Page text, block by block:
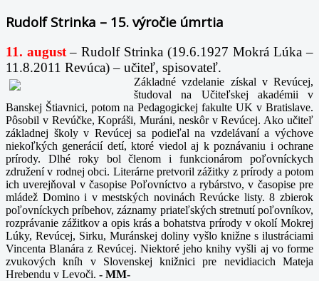
Rudolf Strinka – 15. výročie úmrtia
11. august – Rudolf Strinka (19.6.1927 Mokrá Lúka –
11.8.2011 Revúca) – učiteľ, spisovateľ.
Základné vzdelanie získal v Revúcej,
študoval na Učiteľskej akadémii v
Banskej Štiavnici, potom na Pedagogickej fakulte UK v Bratislave.
Pôsobil v Revúčke, Kopráši, Muráni, neskôr v Revúcej. Ako učiteľ
základnej školy v Revúcej sa podieľal na vzdelávaní a výchove
niekoľkých generácií detí, ktoré viedol aj k poznávaniu i ochrane
prírody. Dlhé roky bol členom i funkcionárom poľovníckych
združení v rodnej obci. Literárne pretvoril zážitky z prírody a potom
ich uverejňoval v časopise Poľovníctvo a rybárstvo, v časopise pre
mládež Domino i v mestských novinách Revúcke listy. 8 zbierok
poľovníckych príbehov, záznamy priateľských stretnutí poľovníkov,
rozprávanie zážitkov a opis krás a bohatstva prírody v okolí Mokrej
Lúky, Revúcej, Sirku, Muránskej doliny vyšlo knižne s ilustráciami
Vincenta Blanára z Revúcej. Niektoré jeho knihy vyšli aj vo forme
zvukových kníh v Slovenskej knižnici pre nevidiacich Mateja
Hrebendu v Levoči. - MM-